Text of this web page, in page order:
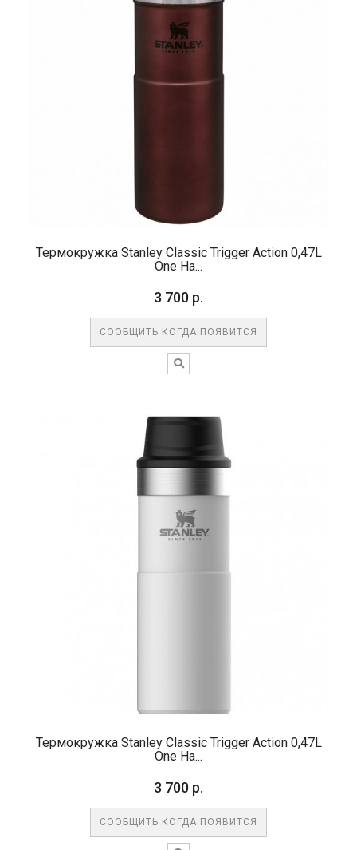
Термокружка Stanley Classic Trigger Action 0,47L
One Ha...
3 700 р.
СООБЩИТЬ КОГДА ПОЯВИТСЯ
Термокружка Stanley Classic Trigger Action 0,47L
One Ha...
3 700 р.
СООБЩИТЬ КОГДА ПОЯВИТСЯ